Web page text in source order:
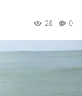
0
28